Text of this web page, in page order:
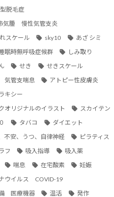
脱毛症
気腫 慢性気管支炎
スケール
sky10
あざ シミ
眠時無呼吸症候群
しみ取り
せき
せきスケール
気管支喘息
アトピー性皮膚炎
キシー
オリジナルのイラスト
スカイテン
タバコ
ダイエット
不安、うつ、自律神経
ピラティス
フ
吸入指導
吸入薬
喘息 在宅酸素
妊娠
ウイルス COVID-19
医療機器
温活
発作